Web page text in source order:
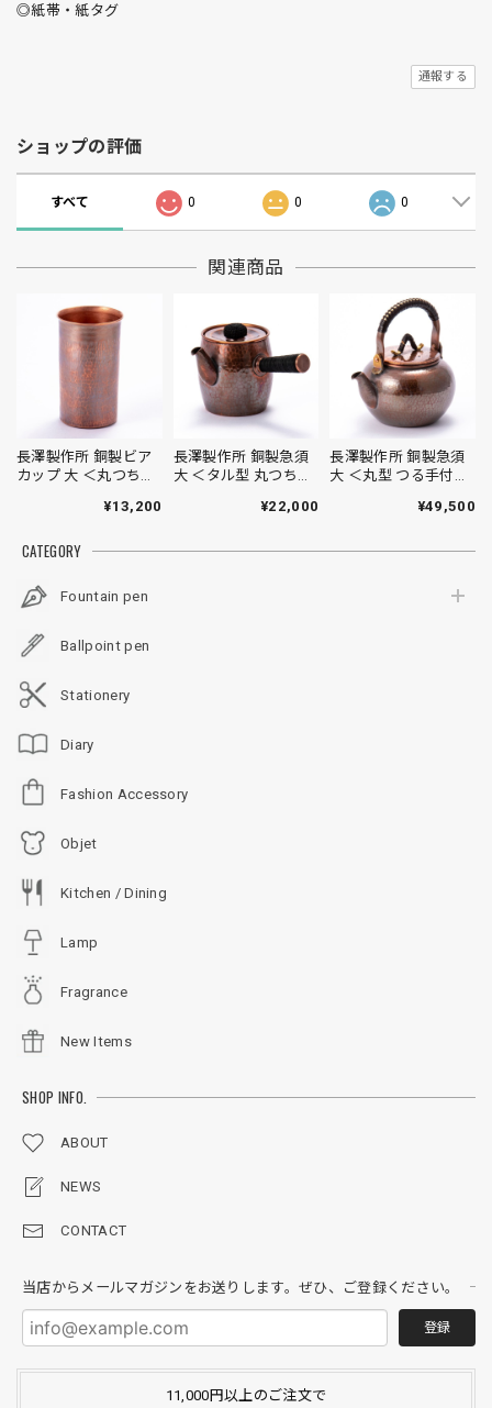
CATEGORY
Fountain pen
Ballpoint pen
Stationery
Diary
Fashion Accessory
Objet
Kitchen / Dining
Lamp
Fragrance
New Items
SHOP INFO.
ABOUT
NEWS
CONTACT
当店からメールマガジンをお送りします。ぜひ、ご登録ください。
登録
11,000円以上のご注文で
◎紙帯・紙タグ
通報する
ショップの評価
すべて 0 0 0
関連商品
長澤製作所 銅製ビア
カップ 大 ＜丸つち目
¥13,200
長澤製作所 銅製急須
大 ＜タル型 丸つち目
¥22,000
長澤製作所 銅製急須
大 ＜丸型 つる手付き
¥49,500